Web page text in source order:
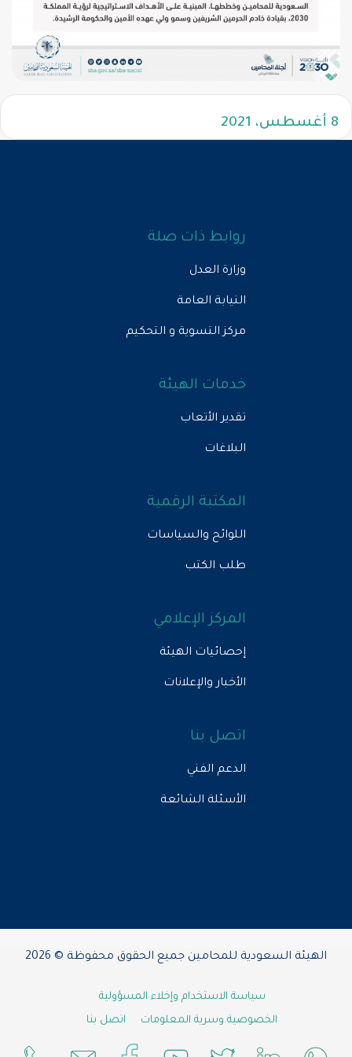
روابط ذات صلة
وزارة العدل
النيابة العامة
مركز التسوية و التحكيم
خدمات الهيئة
تقدير الأتعاب
البلاغات
المكتبة الرقمية
اللوائح والسياسات
طلب الكتب
المركز الإعلامي
إحصائيات الهيئة
الأخبار والإعلانات
اتصل بنا
الدعم الفني
الأسئلة الشائعة
الهيئة السعودية للمحامين جميع الحقوق محفوظة © 2026
سياسة الاستخدام وإخلاء المسؤولية
الخصوصية وسرية المعلومات
اتصل بنا